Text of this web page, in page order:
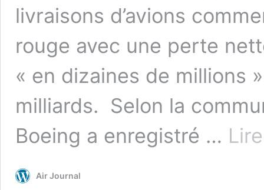
livraisons d’avions
rouge avec une perte
« en dizaines de millions
milliards. Selon la
Boeing a enregistré …
Air Journal